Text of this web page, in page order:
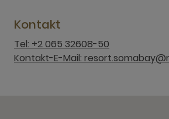
Kontakt
Tel: +2 065 32608-50
Kontakt-E-Mail: